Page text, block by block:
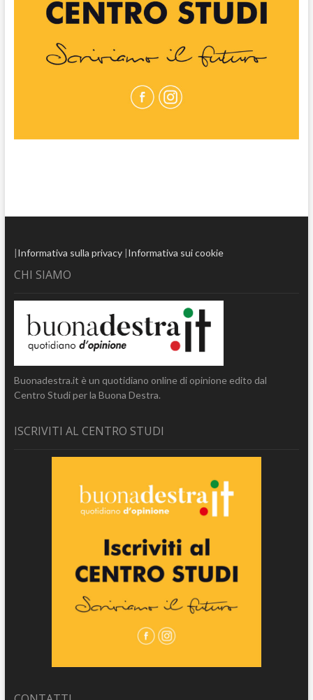
|Informativa sulla privacy|Informativa sui cookie
CHI SIAMO
Buonadestra.it è un quotidiano online di opinione edito dal
Centro Studi per la Buona Destra.
ISCRIVITI AL CENTRO STUDI